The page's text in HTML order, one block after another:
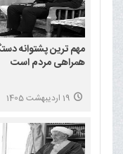
مهم ترین پشتوانه
همراهی مردم است
19 اردیبهشت 1405